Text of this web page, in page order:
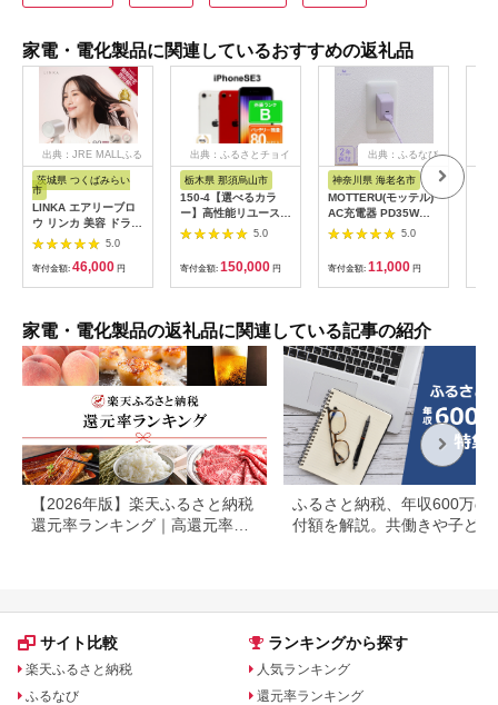
家電・電化製品に関連しているおすすめの返礼品
出典：JRE MALLふる
さと納税
茨城県 つくばみらい
市
LINKA エアリーブロ
ウ リンカ 美容 ドライ
ヤー ヘアケア 髪 エス
テ ギフト ラッピング
贈呈品 プレゼント 母
の日 母の日準備 母の
5.0
寄付金額: 46,000 円
出典：ふるさとチョイ
栃木県 那須烏山市
150-4【選べるカラ
ー】高性能リユース
スマホ Apple
iPhoneSE 3 128GB
SIMロック解除済 本
体のみ ｜ 中古 再生品
本体 端末
5.0
寄付金額: 150,000 円
出典：ふるなび
神奈川県 海老名市
MOTTERU(モッテル)
AC充電器 PD35W
USB-C 1ポートUSB-
A 1ポート 折りたたみ
式プラグ 急速充電
PSE適合製品 2年保証
(MOT-
ルアイリス【 神奈川
県 海老名市 】
5.0
寄付金額: 11,000 円
家電・電化製品の返礼品に関連している記事の紹介
【2026年版】楽天ふるさと納税
還元率ランキング｜高還元率返
ふるさと納税、年収600万の
付額を解説。共働きや子ども
サイト比較
楽天ふるさと納税
ふるなび
ランキングから探す
人気ランキング
還元率ランキング